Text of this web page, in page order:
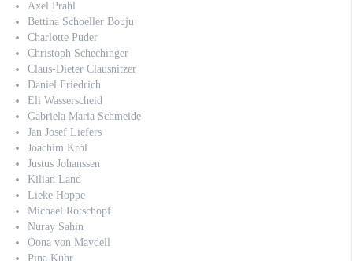
Axel Prahl
Bettina Schoeller Bouju
Charlotte Puder
Christoph Schechinger
Claus-Dieter Clausnitzer
Daniel Friedrich
Eli Wasserscheid
Gabriela Maria Schmeide
Jan Josef Liefers
Joachim Król
Justus Johanssen
Kilian Land
Lieke Hoppe
Michael Rotschopf
Nuray Sahin
Oona von Maydell
Pina Kühr